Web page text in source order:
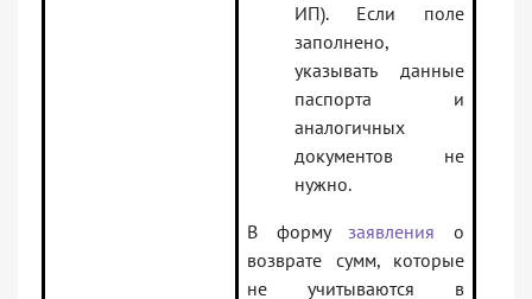
ИП). Если поле
заполнено,
указывать данные
паспорта и
аналогичных
документов не
нужно.
В формузаявления о
возврате сумм, которые
не учитываются в